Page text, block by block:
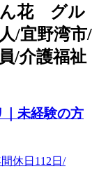
ん花 グル
/宜野湾市/
/介護福祉
｜未経験の方